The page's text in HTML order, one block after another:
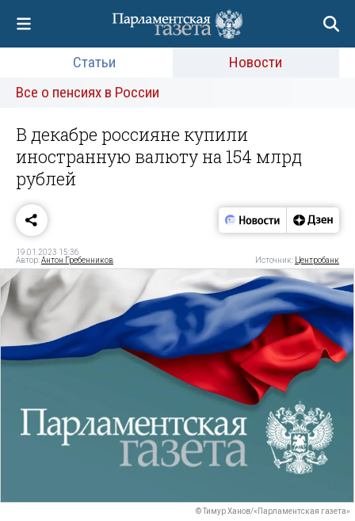
Статьи
Новости
Все о пенсиях в России
В декабре россияне купили
иностранную валюту на 154 млрд
рублей
19.01.2023 15:36
Автор:Антон Гребенников Источник: Центробанк
© Тимур Ханов/«Парламентская газета»